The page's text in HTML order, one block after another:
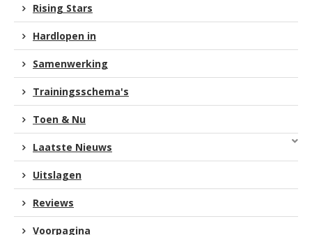
Rising Stars
Hardlopen in
Samenwerking
Trainingsschema's
Toen & Nu
Laatste Nieuws
Uitslagen
Reviews
Voorpagina